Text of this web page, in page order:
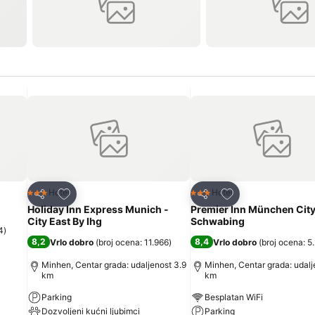
)
Deli
Dodati u favorite
3 Zvezdice
Hotel
Holiday Inn Express Munich -
City East By Ihg
8,2 Vrlo dobro (broj ocena: 11.966)
Minhen, Centar grada: udaljenost 3.9
km
Parking
Dozvoljeni kućni ljubimci
Deli
Dodati u favorite
3 Zvezdice
Hotel
Premier Inn München City
Schwabing
8,4 Vrlo dobro (broj ocena:
Minhen, Centar grada:
km
Besplatan WiFi
Parking